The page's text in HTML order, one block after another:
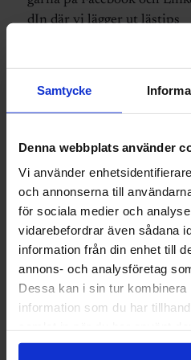
Samtycke
Denna webbplats använder
Vi använder
och annonserna till
för sociala medier och
vidarebefordrar även sådana
information från din enhet till
annons- och analysföretag
Dessa kan i sin tur kombinera
information som du har
dIn där vi lägger ut lästips